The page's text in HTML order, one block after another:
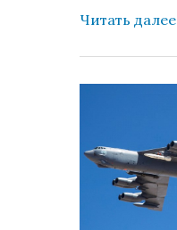
Читать далее